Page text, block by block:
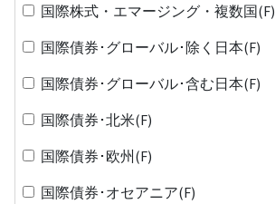
国際株式・エマージング・複数国(F)
国際債券･グローバル･除く日本(F)
国際債券･グローバル･含む日本(F)
国際債券･北米(F)
国際債券･欧州(F)
国際債券･オセアニア(F)